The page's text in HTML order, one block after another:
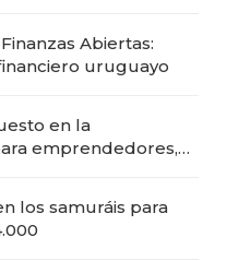
Abiertas:
uruguayo
en la
emprendedores,
los samuráis para